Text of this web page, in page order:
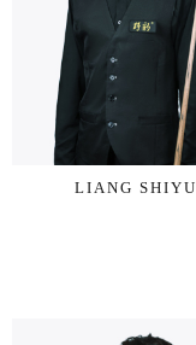
LIANG SHIYU